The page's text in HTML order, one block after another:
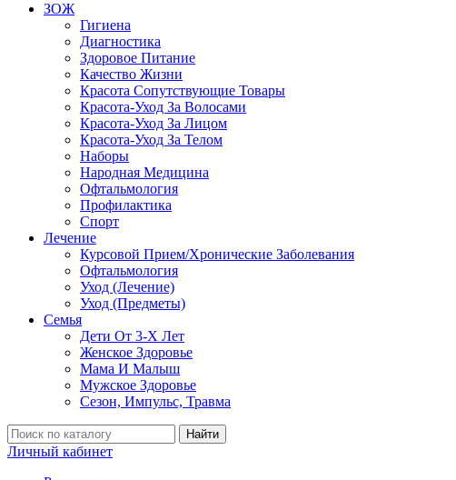
ЗОЖ
Гигиена
Диагностика
Здоровое Питание
Качество Жизни
Красота Сопутствующие Товары
Красота-Уход За Волосами
Красота-Уход За Лицом
Красота-Уход За Телом
Наборы
Народная Медицина
Офтальмология
Профилактика
Спорт
Лечение
Курсовой Прием/Хронические Заболевания
Офтальмология
Уход (Лечение)
Уход (Предметы)
Семья
Дети От 3-Х Лет
Женское Здоровье
Мама И Малыш
Мужское Здоровье
Сезон, Импульс, Травма
Найти
Личный кабинет